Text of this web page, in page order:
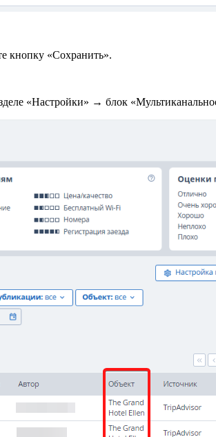
кнопку «Сохранить».
«Настройки» → блок